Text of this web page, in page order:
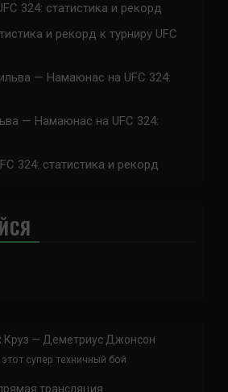
324: статистика и рекорд
и рекорд к турниру UFC
— Намаюнас на UFC 324:
— Намаюнас на UFC 324:
324: статистика и рекорд
Круз — Деметриус Джонсон
супер техничный бой
трансляция